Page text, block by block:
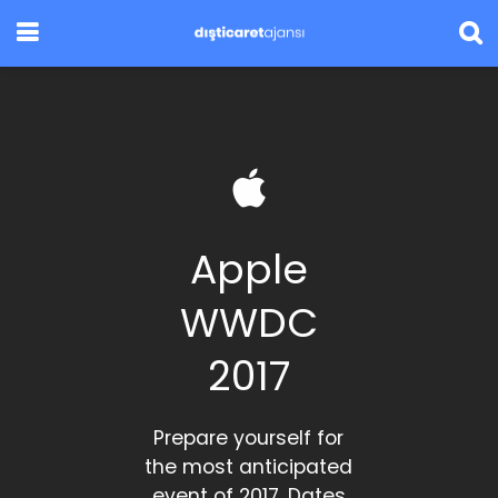
Apple
WWDC
2017
Prepare yourself for
the most anticipated